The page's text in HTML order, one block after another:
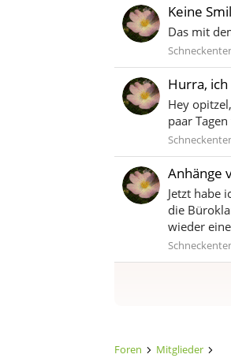
Keine
Das mit
Hurra,
Hey
paar
Anhänge
Jetzt habe
die
wieder
Foren Mitglieder